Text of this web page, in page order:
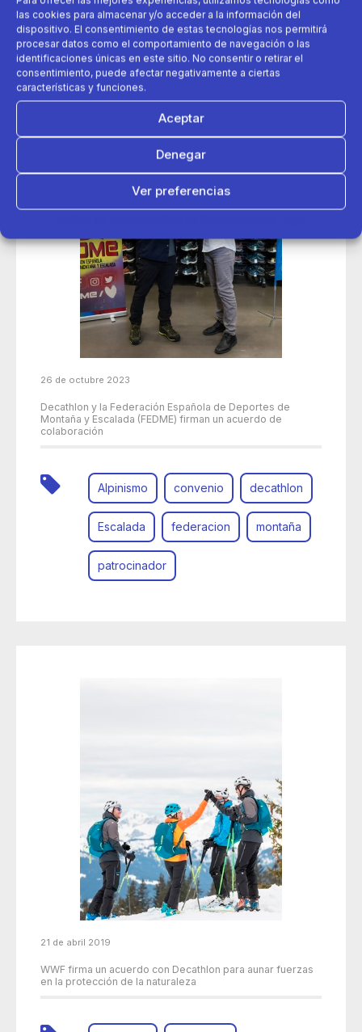
las cookies para almacenar y/o acceder a la información del
dispositivo. El consentimiento de estas tecnologías nos permitirá
procesar datos como el comportamiento de navegación o las
identificaciones únicas en este sitio. No consentir o retirar el
consentimiento, puede afectar negativamente a ciertas
características y funciones.
Aceptar
Denegar
Ver preferencias
patrocinador
26 de octubre 2023
Decathlon y la Federación Española de Deportes de
Montaña y Escalada (FEDME) firman un acuerdo de
colaboración
Alpinismo convenio decathlon
Escalada federacion montaña
patrocinador
21 de abril 2019
WWF firma un acuerdo con Decathlon para aunar fuerzas
en la protección de la naturaleza